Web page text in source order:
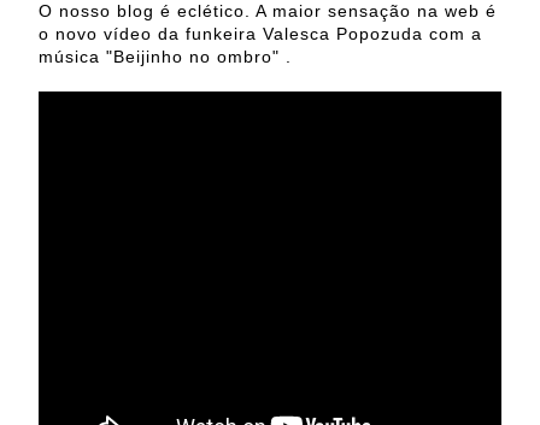
O nosso blog é eclético. A maior sensação na web é
o novo vídeo da funkeira Valesca Popozuda com a
música "Beijinho no ombro" .